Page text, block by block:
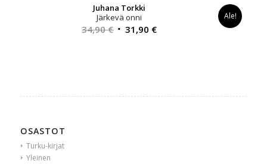
Juhana Torkki
Järkevä onni
34,90€ Alkuperäinen
31,90 €Nykyinen
Ale!
OSASTOT
Turku-kirjat
Yleinen